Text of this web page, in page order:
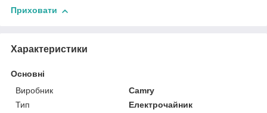
Приховати
Характеристики
Основні
Виробник
Camry
Тип
Електрочайник